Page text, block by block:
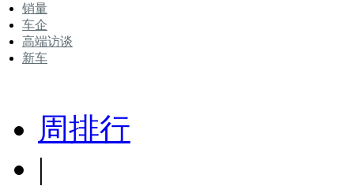
销量
车企
高端访谈
新车
周排行
|